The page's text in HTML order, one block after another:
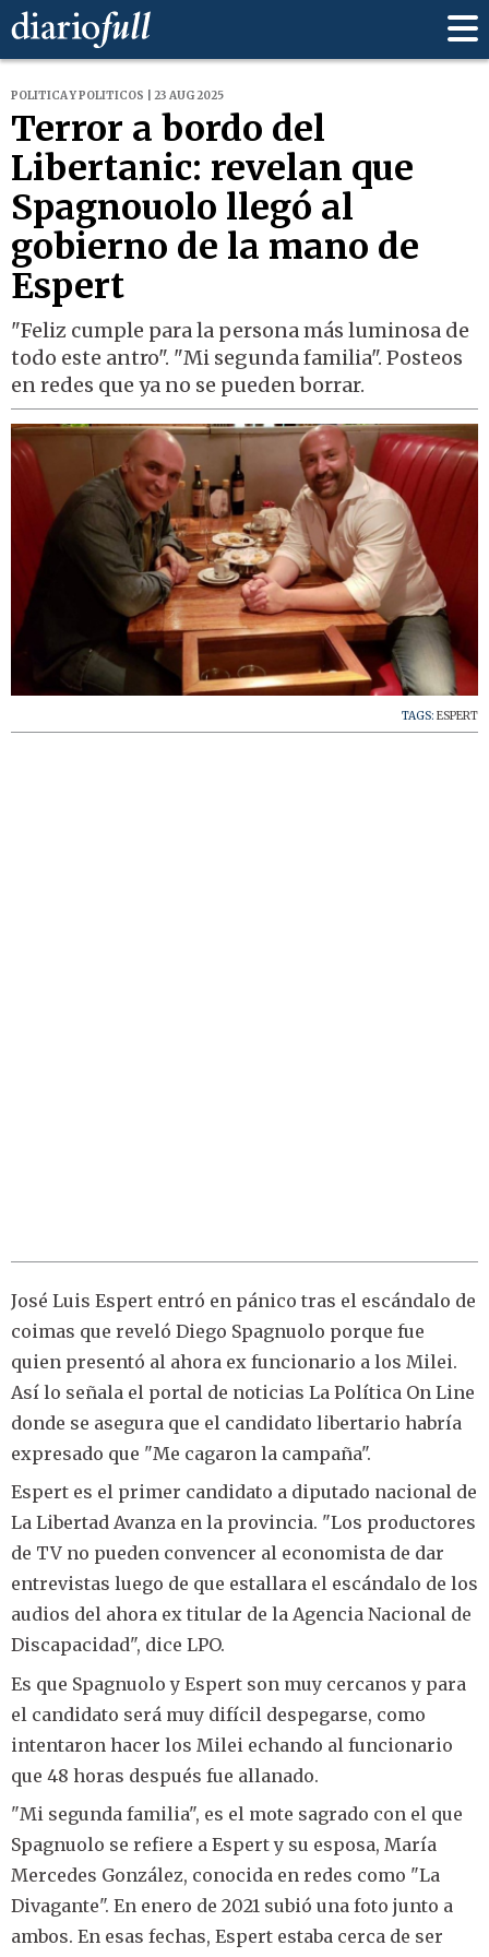
POLITICA Y POLITICOS | 23 AUG 2025
Terror a bordo del
Libertanic: revelan que
Spagnouolo llegó al
gobierno de la mano de
Espert
"Feliz cumple para la persona más luminosa de
todo este antro". "Mi segunda familia". Posteos
en redes que ya no se pueden borrar.
TAGS: ESPERT
José Luis Espert entró en pánico tras el escándalo de
coimas que reveló Diego Spagnuolo porque fue
quien presentó al ahora ex funcionario a los Milei.
Así lo señala el portal de noticias La Política On Line
donde se asegura que el candidato libertario habría
expresado que "Me cagaron la campaña".
Espert es el primer candidato a diputado nacional de
La Libertad Avanza en la provincia. "Los productores
de TV no pueden convencer al economista de dar
entrevistas luego de que estallara el escándalo de los
audios del ahora ex titular de la Agencia Nacional de
Discapacidad", dice LPO.
Es que Spagnuolo y Espert son muy cercanos y para
el candidato será muy difícil despegarse, como
intentaron hacer los Milei echando al funcionario
que 48 horas después fue allanado.
"Mi segunda familia", es el mote sagrado con el que
Spagnuolo se refiere a Espert y su esposa, María
Mercedes González, conocida en redes como "La
Divagante". En enero de 2021 subió una foto junto a
ambos. En esas fechas, Espert estaba cerca de ser